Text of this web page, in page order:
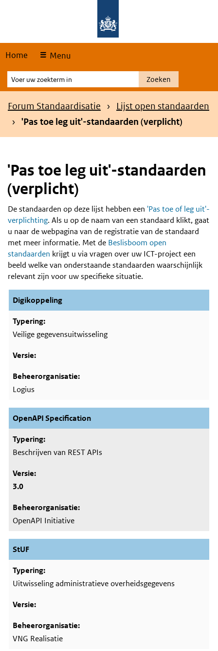
Home Menu
Voer
uw
zoekterm
Zoeken
Kruimelpad
Forum Standaardisatie
Lijst open standaarden
'Pas toe leg uit'-standaarden (verplicht)
'Pas toe leg uit'-standaarden
(verplicht)
Content
De standaarden op deze lijst hebben een 'Pas toe of leg uit'-
verplichting. Als u op de naam van een standaard klikt, gaat
u naar de webpagina van de registratie van de standaard
met meer informatie. Met de Beslisboom open
standaarden krijgt u via vragen over uw ICT-project een
beeld welke van onderstaande standaarden waarschijnlijk
relevant zijn voor uw specifieke situatie.
Digikoppeling
Veilige gegevensuitwisseling
Logius
OpenAPI Specification
Beschrijven van REST APIs
3.0
OpenAPI Initiative
StUF
Uitwisseling administratieve overheidsgegevens
VNG Realisatie